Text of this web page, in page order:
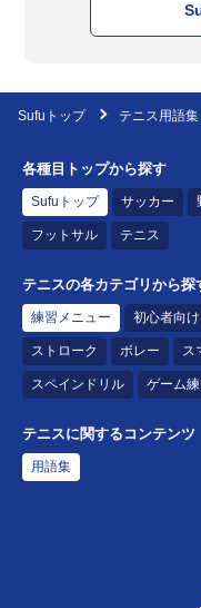
Sufuトップ テニス用語集
各種目トップから探す
Sufuトップ サッカー
フットサル テニス
テニスの各カテゴリから探
練習メニュー 初心者向け
ストローク ボレー ス
スペインドリル ゲーム
テニスに関するコンテンツ
用語集